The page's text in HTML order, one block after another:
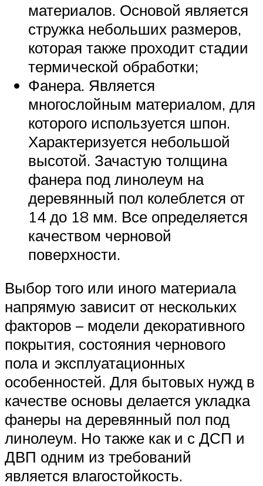
материалов. Основой является
стружка небольших размеров,
которая также проходит стадии
термической обработки;
Фанера. Является
многослойным материалом, для
которого используется шпон.
Характеризуется небольшой
высотой. Зачастую толщина
фанера под линолеум на
деревянный пол колеблется от
14 до 18 мм. Все определяется
качеством черновой
поверхности.
Выбор того или иного материала
напрямую зависит от нескольких
факторов – модели декоративного
покрытия, состояния чернового
пола и эксплуатационных
особенностей. Для бытовых нужд в
качестве основы делается укладка
фанеры на деревянный пол под
линолеум. Но также как и с ДСП и
ДВП одним из требований
является влагостойкость.